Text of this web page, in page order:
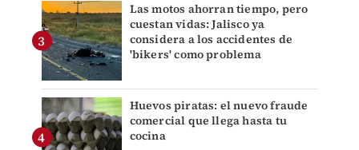
Las motos ahorran tiempo, pero
cuestan vidas: Jalisco ya
considera a los accidentes de
'bikers' como problema
Huevos piratas: el nuevo fraude
comercial que llega hasta tu
cocina